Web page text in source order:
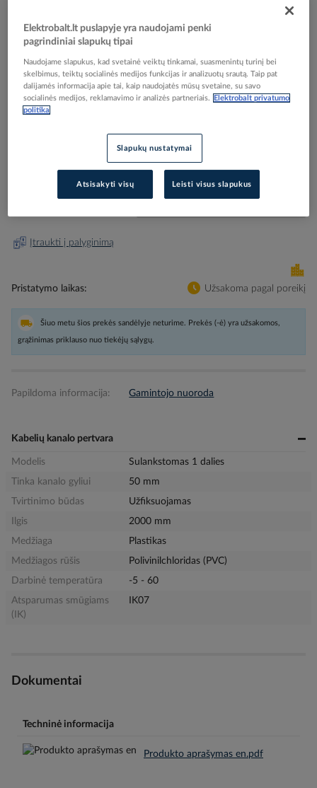
Skip
the
beginning
Reali prekė gali skirtis nuo pavaizduotos nuotraukoje
Pertvara H-35/50mm DLP 10582 [24m] - LEGRAND
Elektrobalt prekės kodas
Įtraukti į palyginimą
Pristatymo laikas Užsakoma pagal poreikį
Šiuo metu šios prekės sandėlyje neturime. Prekės (-ė) yra užsakomos,
grąžinimas priklauso nuo tiekėjų sąlygų.
Papildoma informacija: Gamintojo nuoroda
Kabelių kanalo pertvara
Modelis
Sulankstomas 1 dalies
Tinka kanalo gyliui
50 mm
Tvirtinimo būdas
Užfiksuojamas
Ilgis
2000 mm
Medžiaga
Plastikas
Medžiagos rūšis
Polivinilchloridas (PVC)
Darbinė temperatūra
-5 - 60
Atsparumas smūgiams
(IK)
IK07
Dokumentai
Techninė informacija
Produkto aprašymas en.pdf
Elektrobalt.lt puslapyje yra naudojami penki
pagrindiniai slapukų tipai
Naudojame slapukus, kad svetainė veiktų tinkamai, suasmenintų turinį bei
skelbimus, teiktų socialinės medijos funkcijas ir analizuotų srautą. Taip pat
dalijamės informacija apie tai, kaip naudojatės mūsų svetaine, su savo
socialinės medijos, reklamavimo ir analizės partneriais.
Elektrobalt privatumo
politika
Slapukų nustatymai
Atsisakyti visų Leisti visus slapukus